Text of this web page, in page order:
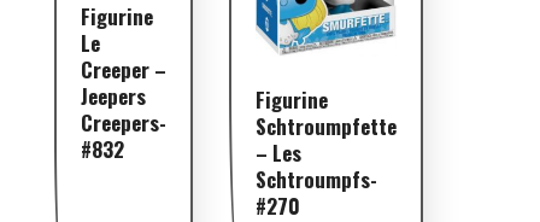
Figurine
Le
Creeper –
Jeepers
Creepers-
#832
Figurine
Schtroumpfette
– Les
Schtroumpfs-
#270